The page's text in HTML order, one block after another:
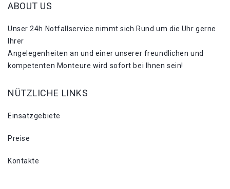
ABOUT US
Unser 24h Notfallservice nimmt sich Rund um die Uhr gerne
Ihrer
Angelegenheiten an und einer unserer freundlichen und
kompetenten Monteure wird sofort bei Ihnen sein!
NÜTZLICHE LINKS
Einsatzgebiete
Preise
Kontakte